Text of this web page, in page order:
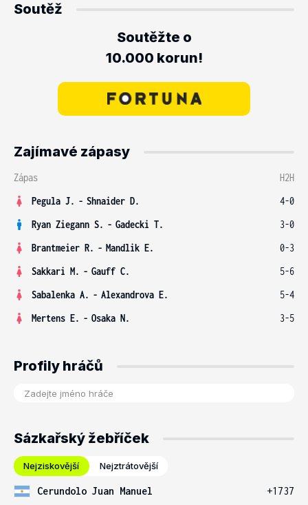
Soutěž
Soutěžte o
10.000 korun!
Zajímavé zápasy
Zápas
H2H
Pegula J. - Shnaider D.
4-0
Ryan Ziegann S. - Gadecki T.
3-0
Brantmeier R. - Mandlik E.
0-3
Sakkari M. - Gauff C.
5-6
Sabalenka A. - Alexandrova E.
5-4
Mertens E. - Osaka N. 3-5
Profily hráčů
Sázkařský žebříček
Nejziskovější Nejztrátovější
Cerundolo Juan Manuel
+1737